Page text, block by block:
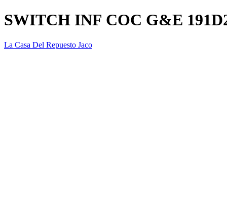
SWITCH INF COC G&E
La Casa Del Repuesto Jaco